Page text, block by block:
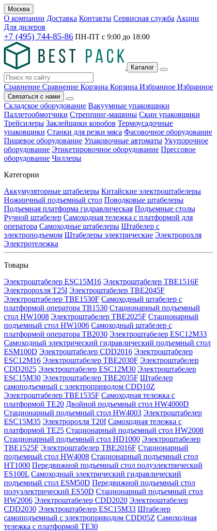
Москва
О компании Доставка Контакты Сервисная служба Акции
Для дилеров
+7 (495) 744-85-86 ПН-ПТ с 9:00 до 18:00
Каталог
Сравнение Сравнение Корзина Корзина Избранное Избранное
Связаться с нами
Складское оборудование Вакуумные упаковщики
Паллетообмотчики Стреппинг-машины Скин упаковщики
Трейсилеры Заклейщики коробов Термоусадочные
упаковщики Станки для резки мяса Фасовочное оборудование
Пищевое оборудование Упаковочные автоматы Укупорочное
оборудование Этикетировочное оборудование Прессовое
оборудование Чиллеры
Категории
Аккумуляторные штабелеры Китайские электроштабелеры
Ножничный подъемный стол Поводковые штабелеры
Подъемная платформа гидравлическая Подъемные столы
Ручной штабелер Самоходная тележка с платформой для
оператора Самоходные штабелеры Штабелер с
электроподъемом Штабелеры электрические Электророхля
Электротележка
Товары
Электроштабелер ESC15M16 Электроштабелер TBE1516F
Электророхля T25I Электроштабелер TBE2045F
Электроштабелер TBE1530F Самоходный штабелер с
платформой оператора TB1530 Стационарный подъемный
стол HW1008 Электроштабелер TBE2025F Стационарный
подъемный стол HW1006 Самоходный штабелер с
платформой оператора TB2030 Электроштабелер ESC12M33
Самоходный электрический гидравлический подъемный стол
ESM100D Электроштабелер CDD2016 Электроштабелер
ESC12M16 Электроштабелер TBE2030F Электроштабелер
CDD2025 Электроштабелер ESC12M30 Электроштабелер
ESC15M30 Электроштабелер TBE2035F Штабелер
самоподъемный с электроприводом CDD10Z
Электроштабелер TBE1535F Самоходная тележка с
платформой TE20 Двойной подъемный стол HW4000D
Стационарный подъемный стол HW4003 Электроштабелер
ESC15M35 Электророхля T20I Самоходная тележка с
платформой TE25 Стационарный подъемный стол HW2008
Стационарный подъемный стол HD1000 Электроштабелер
TBE1525F Электроштабелер TBE2016F Стационарный
подъемный стол HW4008 Стационарный подъемный стол
HT1000 Передвижной подъемный стол полуэлектрический
ES100L Самоходный электрический гидравлический
подъемный стол ESM50D Передвижной подъемный стол
полуэлектрический ES50D Стационарный подъемный стол
HW2006 Электроштабелер CDD2020 Электроштабелер
CDD2030 Электроштабелер ESC15M33 Штабелер
самоподъемный с электроприводом CDD05Z Самоходная
тележка с платформой TE30